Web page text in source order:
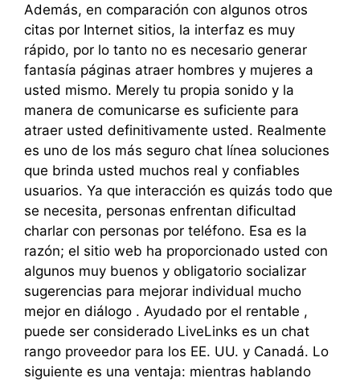
Además, en comparación con algunos otros
citas por Internet sitios, la interfaz es muy
rápido, por lo tanto no es necesario generar
fantasía páginas atraer hombres y mujeres a
usted mismo. Merely tu propia sonido y la
manera de comunicarse es suficiente para
atraer usted definitivamente usted. Realmente
es uno de los más seguro chat línea soluciones
que brinda usted muchos real y confiables
usuarios. Ya que interacción es quizás todo que
se necesita, personas enfrentan dificultad
charlar con personas por teléfono. Esa es la
razón; el sitio web ha proporcionado usted con
algunos muy buenos y obligatorio socializar
sugerencias para mejorar individual mucho
mejor en diálogo . Ayudado por el rentable ,
puede ser considerado LiveLinks es un chat
rango proveedor para los EE. UU. y Canadá. Lo
siguiente es una ventaja: mientras hablando